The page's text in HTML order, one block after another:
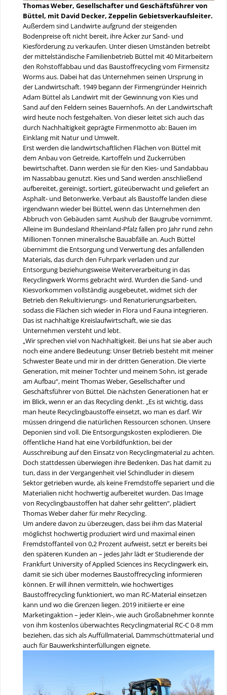
Thomas Weber, Gesellschafter und Geschäftsführer von
Büttel, mit David Decker, Zeppelin Gebietsverkaufsleiter.
Außerdem sind Landwirte aufgrund der steigenden
Bodenpreise oft nicht bereit, ihre Äcker zur Sand- und
Kiesförderung zu verkaufen. Unter diesen Umständen betreibt
der mittelständische Familienbetrieb Büttel mit 40 Mitarbeitern
den Rohstoffabbau und das Baustoffrecycling vom Firmensitz
Worms aus. Dabei hat das Unternehmen seinen Ursprung in
der Landwirtschaft. 1949 begann der Firmengründer Heinrich
Adam Büttel als Landwirt mit der Gewinnung von Kies und
Sand auf den Feldern seines Bauernhofs. An der Landwirtschaft
wird heute noch festgehalten. Von dieser leitet sich auch das
durch Nachhaltigkeit geprägte Firmenmotto ab: Bauen im
Einklang mit Natur und Umwelt.
Erst werden die landwirtschaftlichen Flächen von Büttel mit
dem Anbau von Getreide, Kartoffeln und Zuckerrüben
bewirtschaftet. Dann werden sie für den Kies- und Sandabbau
im Nassabbau genutzt. Kies und Sand werden anschließend
aufbereitet, gereinigt, sortiert, güteüberwacht und geliefert an
Asphalt- und Betonwerke. Verbaut als Baustoffe landen diese
irgendwann wieder bei Büttel, wenn das Unternehmen den
Abbruch von Gebäuden samt Aushub der Baugrube vornimmt.
Alleine im Bundesland Rheinland-Pfalz fallen pro Jahr rund zehn
Millionen Tonnen mineralische Bauabfälle an. Auch Büttel
übernimmt die Entsorgung und Verwertung des anfallenden
Materials, das durch den Fuhrpark verladen und zur
Entsorgung beziehungsweise Weiterverarbeitung in das
Recyclingwerk Worms gebracht wird. Wurden die Sand- und
Kiesvorkommen vollständig ausgebeutet, widmet sich der
Betrieb den Rekultivierungs- und Renaturierungsarbeiten,
sodass die Flächen sich wieder in Flora und Fauna integrieren.
Das ist nachhaltige Kreislaufwirtschaft, wie sie das
Unternehmen versteht und lebt.
„Wir sprechen viel von Nachhaltigkeit. Bei uns hat sie aber auch
noch eine andere Bedeutung: Unser Betrieb besteht mit meiner
Schwester Beate und mir in der dritten Generation. Die vierte
Generation, mit meiner Tochter und meinem Sohn, ist gerade
am Aufbau“, meint Thomas Weber, Gesellschafter und
Geschäftsführer von Büttel. Die nächsten Generationen hat er
im Blick, wenn er an das Recycling denkt. „Es ist wichtig, dass
man heute Recyclingbaustoffe einsetzt, wo man es darf. Wir
müssen dringend die natürlichen Ressourcen schonen. Unsere
Deponien sind voll. Die Entsorgungskosten explodieren. Die
öffentliche Hand hat eine Vorbildfunktion, bei der
Ausschreibung auf den Einsatz von Recyclingmaterial zu achten.
Doch stattdessen überwiegen ihre Bedenken. Das hat damit zu
tun, dass in der Vergangenheit viel Schindluder in diesem
Sektor getrieben wurde, als keine Fremdstoffe separiert und die
Materialien nicht hochwertig aufbereitet wurden. Das Image
von Recyclingbaustoffen hat daher sehr gelitten“, plädiert
Thomas Weber daher für mehr Recycling.
Um andere davon zu überzeugen, dass bei ihm das Material
möglichst hochwertig produziert wird und maximal einen
Fremdstoffanteil von 0,2 Prozent aufweist, setzt er bereits bei
den späteren Kunden an – jedes Jahr lädt er Studierende der
Frankfurt University of Applied Sciences ins Recyclingwerk ein,
damit sie sich über modernes Baustoffrecycling informieren
können. Er will ihnen vermitteln, wie hochwertiges
Baustoffrecycling funktioniert, wo man RC-Material einsetzen
kann und wo die Grenzen liegen. 2019 initiierte er eine
Marketingaktion – jeder Klein-, wie auch Großabnehmer konnte
von ihm kostenlos überwachtes Recyclingmaterial RC-C 0-8 mm
beziehen, das sich als Auffüllmaterial, Dammschüttmaterial und
auch für Bauwerkshinterfüllungen eignete.